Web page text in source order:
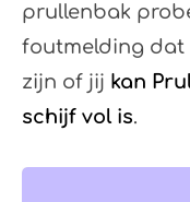
prullenbak
foutmelding dat
zijn of jij kan
schijf vol is.